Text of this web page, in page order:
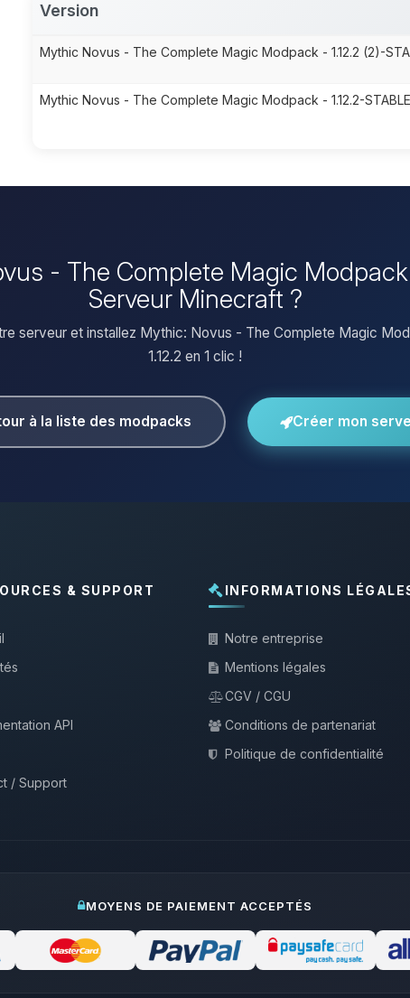
Version
Mythic Novus - The Complete Magic Modpack - 1.12.2 (2)-
Mythic Novus - The Complete Magic Modpack - 1.12.2-
- The Complete Magic Modpack
Serveur Minecraft ?
serveur et installez Mythic: Novus - The Complete Magic
1.12.2 en 1 clic !
à la liste des modpacks Créer mon
& SUPPORT
API
/ Support
INFORMATIONS
Notre entreprise
Mentions légales
CGV / CGU
Conditions de partenariat
Politique de confidentialité
MOYENS DE PAIEMENT ACCEPTÉS